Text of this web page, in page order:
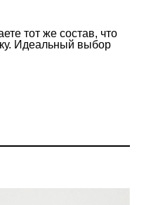
тот же состав, что
Идеальный выбор